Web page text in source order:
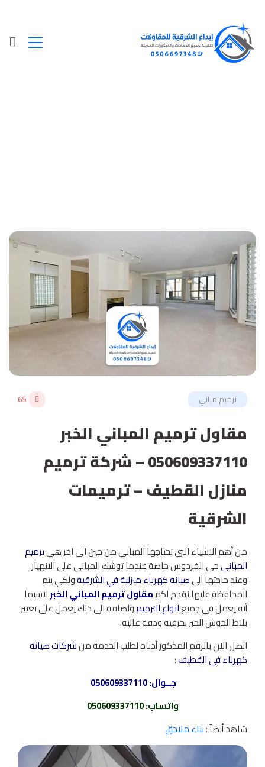
ترميم مباني 65
مقاول ترميم المباني الخبر
050609337110 – شركة ترميم
منازل القطيف – ترميمات
الشرقية
من أهم الاشياء التي تحتاجها المباني من حين الى اخر هيترميم
المبانيحي الفردوس خاصة عندما توشك المباني على الانهيار
وعند حاجتها الىصيانة كهرباء منزلية في الشرقيةولكي يتم
المحافظة عليها,نقدم لكممقاول ترميم المباني الخبرلاسيما
أنه يعمل في جميعانواع الترميمواضافة الى ذلك يعمل على تغيير
بلاط الحوش الخبر بحرفية ودقة عالية.
اتصل الان بالرقم المذكور أدناه لطلب الخدمة منشركات صيانه
كهرباء في القطيف:
جــوال:
واتساب:
050609337110
شاهد أيضاٌ :بناء ملاحق